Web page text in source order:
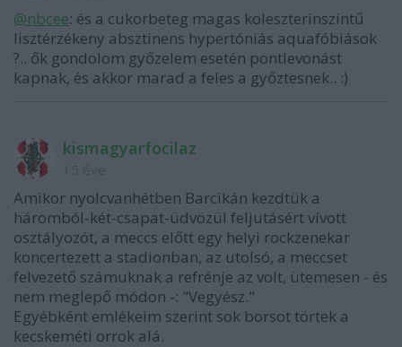
@nbcee: és a cukorbeteg magas koleszterinszintű
lisztérzékeny absztinens hypertóniás aquafóbiások
?.. ők gondolom győzelem esetén pontlevonást
kapnak, és akkor marad a feles a győztesnek.. :)
kismagyarfocilaz
Amikor nyolcvanhétben Barcikán kezdtük a
háromból-két-csapat-üdvözül feljutásért vívott
osztályozót, a meccs előtt egy helyi rockzenekar
koncertezett a stadionban, az utolsó, a meccset
felvezető számuknak a refrénje az volt, ütemesen - és
nem meglepő módon -: "Vegyész."
Egyébként emlékeim szerint sok borsot törtek a
kecskeméti orrok alá.